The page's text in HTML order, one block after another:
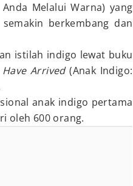
Melalui Warna) yang
berkembang dan
istilah indigo lewat buku
Arrived(Anak Indigo:
anak indigo pertama
oleh 600 orang.